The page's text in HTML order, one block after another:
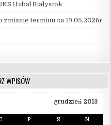
Hubal Białystok
zmianie terminu na 19.05.2026r
WPISÓW
grudzień 2013
P S N